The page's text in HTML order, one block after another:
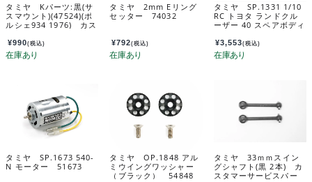
タミヤ Kパーツ:黒(サ
スマウント)(47524)(ポ
ルシェ934 1976) カス
ツ 10114182-000
¥990(税込)
タミヤ 2mm Eリング
セッター 74032
¥792(税込)
タミヤ SP.1331 1/10
RC トヨタ ランドクル
ーザー 40 スペアボディ
¥3,553(税込)
タミヤ SP.1673 540-
N モーター 51673
タミヤ OP.1848 アル
ミウイングワッシャー
（ブラック） 54848
タミヤ 33ｍｍスイン
グシャフト(黒 2本) カ
スタマーサービスパー